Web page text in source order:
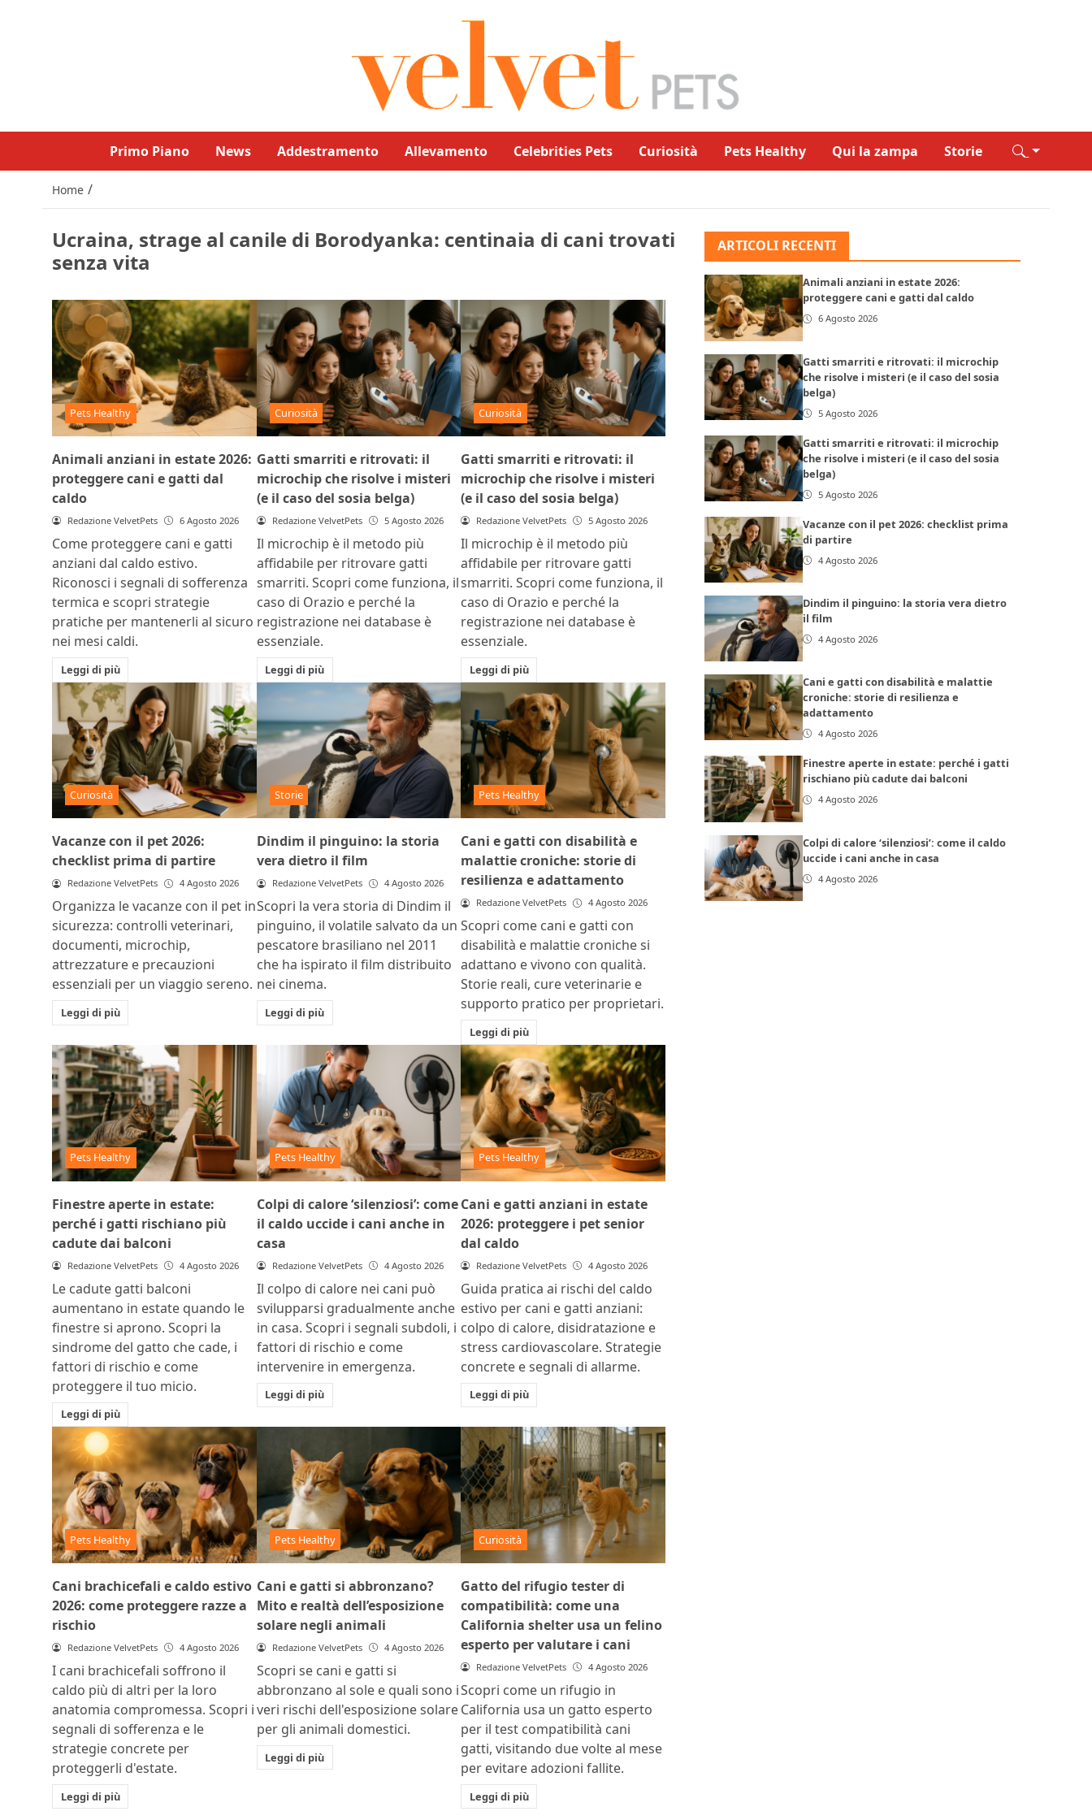
Primo Piano News Addestramento Allevamento Celebrities Pets Curiosità Pets Healthy Qui la zampa Storie
Home /
Ucraina, strage al canile di Borodyanka: centinaia di cani trovati
senza vita
Pets Healthy
Animali anziani in estate 2026:
proteggere cani e gatti dal
caldo
Redazione VelvetPets 6 Agosto 2026
Come proteggere cani e gatti
anziani dal caldo estivo.
Riconosci i segnali di sofferenza
termica e scopri strategie
pratiche per mantenerli al sicuro
nei mesi caldi.
Leggi di più
Curiosità
Gatti smarriti e ritrovati: il
microchip che risolve i misteri
(e il caso del sosia belga)
Redazione VelvetPets 5 Agosto 2026
Il microchip è il metodo più
affidabile per ritrovare gatti
smarriti. Scopri come funziona, il
caso di Orazio e perché la
registrazione nei database è
essenziale.
Leggi di più
Curiosità
Gatti smarriti e ritrovati: il
microchip che risolve i misteri
(e il caso del sosia belga)
Redazione VelvetPets 5 Agosto 2026
Il microchip è il metodo più
affidabile per ritrovare gatti
smarriti. Scopri come funziona, il
caso di Orazio e perché la
registrazione nei database è
essenziale.
Leggi di più
Curiosità
Vacanze con il pet 2026:
checklist prima di partire
Redazione VelvetPets 4 Agosto 2026
Organizza le vacanze con il pet in
sicurezza: controlli veterinari,
documenti, microchip,
attrezzature e precauzioni
essenziali per un viaggio sereno.
Leggi di più
Storie
Dindim il pinguino: la storia
vera dietro il film
Redazione VelvetPets 4 Agosto 2026
Scopri la vera storia di Dindim il
pinguino, il volatile salvato da un
pescatore brasiliano nel 2011
che ha ispirato il film distribuito
nei cinema.
Leggi di più
Pets Healthy
Cani e gatti con disabilità e
malattie croniche: storie di
resilienza e adattamento
Redazione VelvetPets 4 Agosto 2026
Scopri come cani e gatti con
disabilità e malattie croniche si
adattano e vivono con qualità.
Storie reali, cure veterinarie e
supporto pratico per proprietari.
Leggi di più
Pets Healthy
Finestre aperte in estate:
perché i gatti rischiano più
cadute dai balconi
Redazione VelvetPets 4 Agosto 2026
Le cadute gatti balconi
aumentano in estate quando le
finestre si aprono. Scopri la
sindrome del gatto che cade, i
fattori di rischio e come
proteggere il tuo micio.
Leggi di più
Pets Healthy
Colpi di calore ‘silenziosi’: come
il caldo uccide i cani anche in
casa
Redazione VelvetPets 4 Agosto 2026
Il colpo di calore nei cani può
svilupparsi gradualmente anche
in casa. Scopri i segnali subdoli, i
fattori di rischio e come
intervenire in emergenza.
Leggi di più
Pets Healthy
Cani e gatti anziani in estate
2026: proteggere i pet senior
dal caldo
Redazione VelvetPets 4 Agosto 2026
Guida pratica ai rischi del caldo
estivo per cani e gatti anziani:
colpo di calore, disidratazione e
stress cardiovascolare. Strategie
concrete e segnali di allarme.
Leggi di più
Pets Healthy
Cani brachicefali e caldo estivo
2026: come proteggere razze a
rischio
Redazione VelvetPets 4 Agosto 2026
I cani brachicefali soffrono il
caldo più di altri per la loro
anatomia compromessa. Scopri i
segnali di sofferenza e le
strategie concrete per
proteggerli d'estate.
Leggi di più
Pets Healthy
Cani e gatti si abbronzano?
Mito e realtà dell’esposizione
solare negli animali
Redazione VelvetPets 4 Agosto 2026
Scopri se cani e gatti si
abbronzano al sole e quali sono i
veri rischi dell'esposizione solare
per gli animali domestici.
Leggi di più
Curiosità
Gatto del rifugio tester di
compatibilità: come una
California shelter usa un felino
esperto per valutare i cani
Redazione VelvetPets 4 Agosto 2026
Scopri come un rifugio in
California usa un gatto esperto
per il test compatibilità cani
gatti, visitando due volte al mese
per evitare adozioni fallite.
Leggi di più
ARTICOLI RECENTI
Animali anziani in estate 2026:
proteggere cani e gatti dal caldo
6 Agosto 2026
Gatti smarriti e ritrovati: il microchip
che risolve i misteri (e il caso del sosia
belga)
5 Agosto 2026
Gatti smarriti e ritrovati: il microchip
che risolve i misteri (e il caso del sosia
belga)
5 Agosto 2026
Vacanze con il pet 2026: checklist prima
di partire
4 Agosto 2026
Dindim il pinguino: la storia vera dietro
il film
4 Agosto 2026
Cani e gatti con disabilità e malattie
croniche: storie di resilienza e
adattamento
4 Agosto 2026
Finestre aperte in estate: perché i gatti
rischiano più cadute dai balconi
4 Agosto 2026
Colpi di calore ‘silenziosi’: come il caldo
uccide i cani anche in casa
4 Agosto 2026